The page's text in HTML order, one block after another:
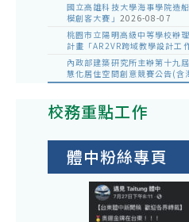
國立高雄科技大學海事學院造
模創客大賽」 2026-08-07
桃園市立陽明高級中等學校辦
計畫「AR2VR跨域教學設計工
內政部建築研究所主辦第十九
慧化居住空間創意競賽公告(
校務重點工作
體中粉絲專頁